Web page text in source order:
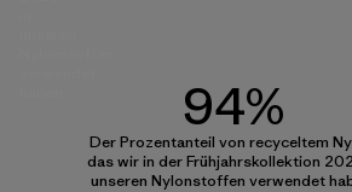
94%
Der Prozentanteil von recyceltem
das wir in der Frühjahrskollektion
unseren Nylonstoffen verwendet